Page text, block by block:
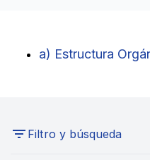
a) Estructura
Filtro y búsqueda